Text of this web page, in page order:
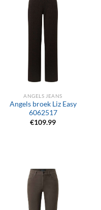
ANGELS JEANS
Angels broek Liz Easy
6062517
€109.99